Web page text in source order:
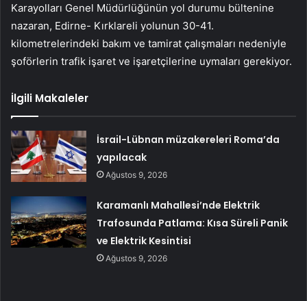
Karayolları Genel Müdürlüğünün yol durumu bültenine
nazaran, Edirne- Kırklareli yolunun 30-41.
kilometrelerindeki bakım ve tamirat çalışmaları nedeniyle
şoförlerin trafik işaret ve işaretçilerine uymaları gerekiyor.
İlgili Makaleler
İsrail-Lübnan müzakereleri Roma’da
yapılacak
Ağustos 9, 2026
Karamanlı Mahallesi’nde Elektrik
Trafosunda Patlama: Kısa Süreli Panik
ve Elektrik Kesintisi
Ağustos 9, 2026